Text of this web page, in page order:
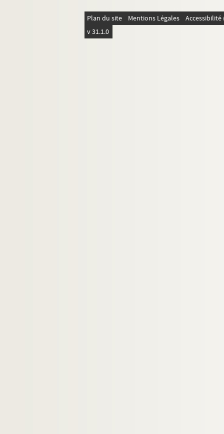
Plan du site Mentions Légales
v 31.1.0